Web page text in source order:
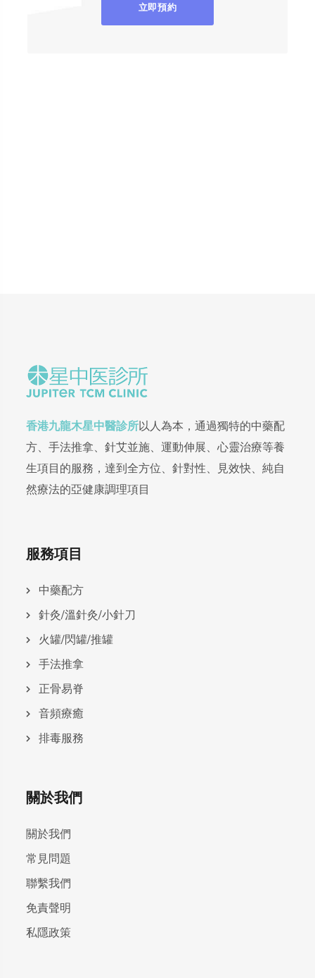
立即預約
香港九龍木星中醫診所以人為本，通過獨特的中藥配
方、手法推拿、針艾並施、運動伸展、心靈治療等養
生項目的服務，達到全方位、針對性、見效快、純自
然療法的亞健康調理項目
服務項目
中藥配方
針灸/溫針灸/小針刀
火罐/閃罐/推罐
手法推拿
正骨易脊
⾳頻療癒
排毒服務
關於我們
關於我們
常見問題
聯繫我們
免責聲明
私隱政策